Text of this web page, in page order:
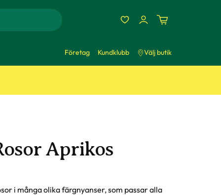
Företag Kundklubb Välj butik
Aprikos
i många olika färgnyanser, som passar alla